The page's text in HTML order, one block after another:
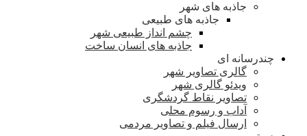
جاذبه های شهر
جاذبه های طبیعی
چشم انداز طبیعی شهر
جاذبه های انسان ساخت
چندرسانه ای
گالری تصاویر شهر
ویدئو گالری شهر
تصاویر نقاط گردشگری
آداب و رسوم محلی
ارسال فیلم و تصاویر مردمی